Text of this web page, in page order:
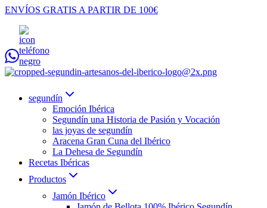
Saltar
contenido
ENVÍOS GRATIS A PARTIR DE 100€
segundín
Emoción Ibérica
Segundín una Historia de Pasión y Vocación
las joyas de segundín
Aracena Gran Cuna del Ibérico
La Dehesa de Segundín
Recetas Ibéricas
Productos
Jamón Ibérico